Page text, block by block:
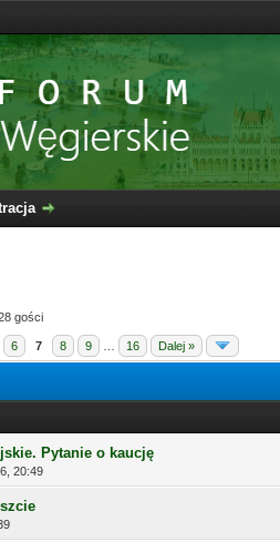
gości
6 7 8 9 16 Dalej »
Pytanie o kaucję
20:49